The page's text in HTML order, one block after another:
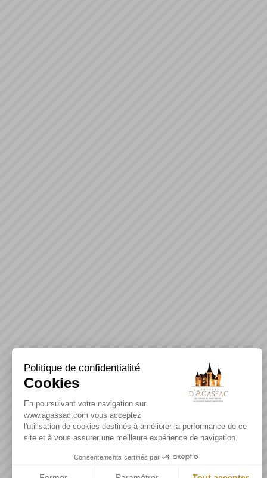
Politique de confidentialité
Cookies
En poursuivant votre navigation sur
www.agassac.com vous acceptez
l'utilisation de cookies destinés à améliorer la performance de ce
site et à vous assurer une meilleure expérience de navigation.
Consentements certifiés par